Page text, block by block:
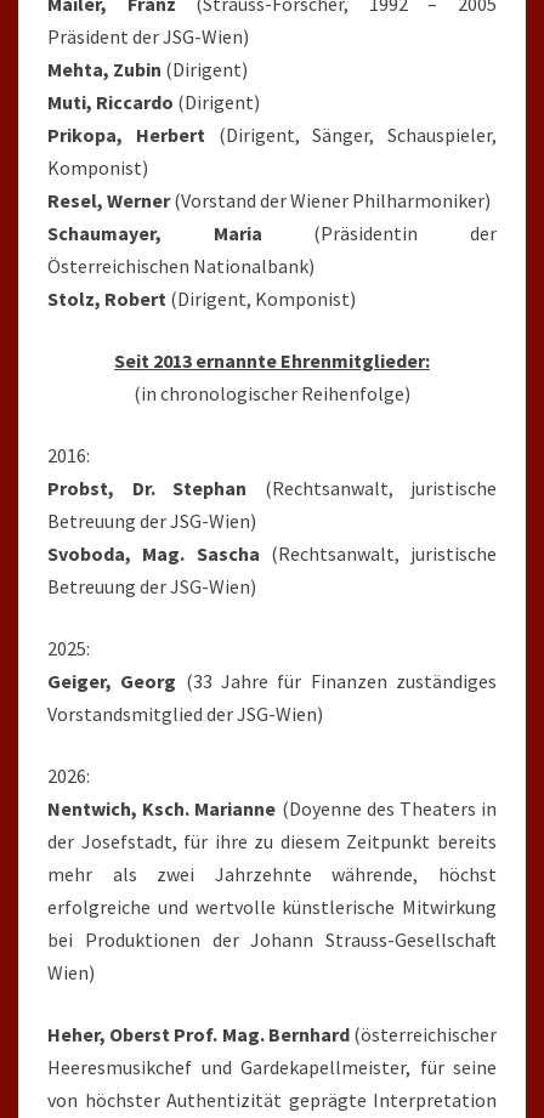
Präsident der JSG-Wien)
Mehta, Zubin (Dirigent)
Muti, Riccardo (Dirigent)
Prikopa, Herbert(Dirigent, Sänger, Schauspieler,
Komponist)
Resel, Werner(Vorstand der Wiener Philharmoniker)
Schaumayer, Maria (Präsidentin der
Österreichischen Nationalbank)
Stolz, Robert (Dirigent, Komponist)
Seit 2013 ernannte Ehrenmitglieder:
(in chronologischer Reihenfolge)
2016:
Probst, Dr. Stephan (Rechtsanwalt, juristische
Betreuung der JSG-Wien)
Svoboda, Mag. Sascha (Rechtsanwalt, juristische
Betreuung der JSG-Wien)
2025:
Geiger, Georg (33 Jahre für Finanzen zuständiges
Vorstandsmitglied der JSG-Wien)
2026:
Nentwich, Ksch. Marianne (Doyenne des Theaters in
der Josefstadt, für ihre zu diesem Zeitpunkt bereits
mehr als zwei Jahrzehnte währende, höchst
erfolgreiche und wertvolle künstlerische Mitwirkung
bei Produktionen der Johann Strauss-Gesellschaft
Wien)
Heher, Oberst Prof. Mag. Bernhard(österreichischer
Heeresmusikchef und Gardekapellmeister, für seine
von höchster Authentizität geprägte Interpretation